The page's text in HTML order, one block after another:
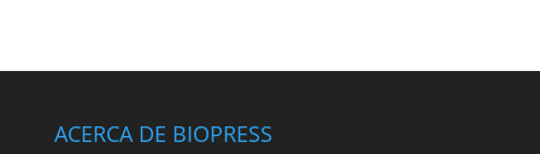
ACERCA DE BIOPRESS